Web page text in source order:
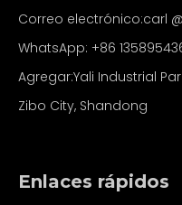
Correo electrónico:carl
WhatsApp: +86
Agregar:Yali Industrial
Zibo City, Shandong
Enlaces rápidos